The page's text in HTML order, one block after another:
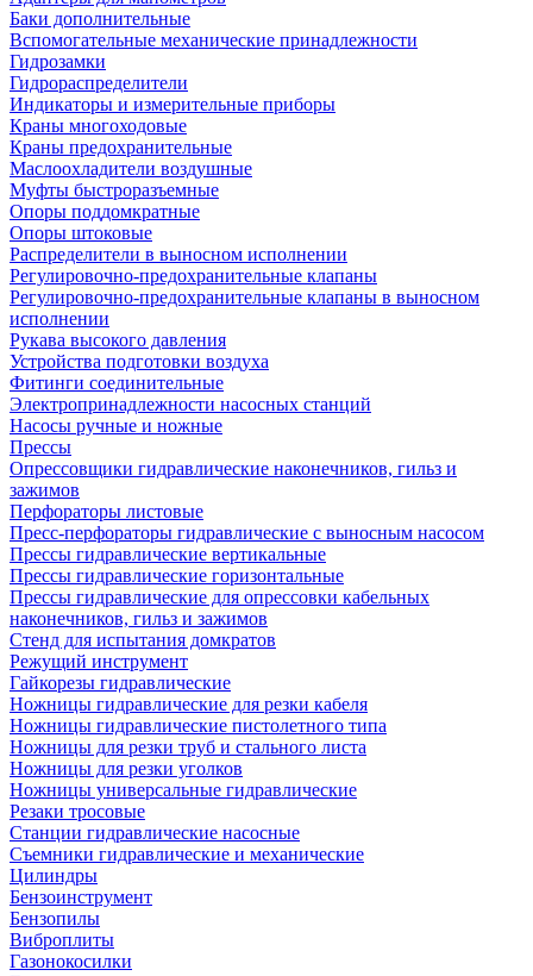
Баки дополнительные
Вспомогательные механические принадлежности
Гидрозамки
Гидрораспределители
Индикаторы и измерительные приборы
Краны многоходовые
Краны предохранительные
Маслоохладители воздушные
Муфты быстроразъемные
Опоры поддомкратные
Опоры штоковые
Распределители в выносном исполнении
Регулировочно-предохранительные клапаны
Регулировочно-предохранительные клапаны в выносном
исполнении
Рукава высокого давления
Устройства подготовки воздуха
Фитинги соединительные
Электропринадлежности насосных станций
Насосы ручные и ножные
Прессы
Опрессовщики гидравлические наконечников, гильз и
зажимов
Перфораторы листовые
Пресс-перфораторы гидравлические с выносным насосом
Прессы гидравлические вертикальные
Прессы гидравлические горизонтальные
Прессы гидравлические для опрессовки кабельных
наконечников, гильз и зажимов
Стенд для испытания домкратов
Режущий инструмент
Гайкорезы гидравлические
Ножницы гидравлические для резки кабеля
Ножницы гидравлические пистолетного типа
Ножницы для резки труб и стального листа
Ножницы для резки уголков
Ножницы универсальные гидравлические
Резаки тросовые
Станции гидравлические насосные
Съемники гидравлические и механические
Цилиндры
Бензоинструмент
Бензопилы
Виброплиты
Газонокосилки